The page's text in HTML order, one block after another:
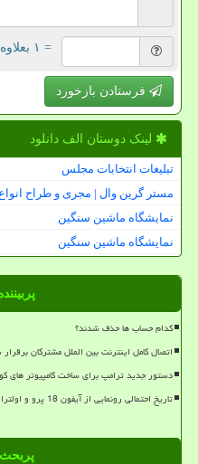
= ۱ بعلاوه ۳
فرستادن بازخورد
لینک دوستان الف دانلود
تبلیغات انتخابات مجلس
مستر گرین وال | مجری و طراح انواع
نمایشگاه ماشین سنگین
نمایشگاه ماشین سنگین
کدام حساب ها حذف شدند؟
اتصال کامل اینترنت بین الملل مشترکان
دستور جدید ترامپ برای ساخت کامپیوتر های
تاریخ احتمالی رونمایی از آیفون 18 پرو و اولترا برملا شد